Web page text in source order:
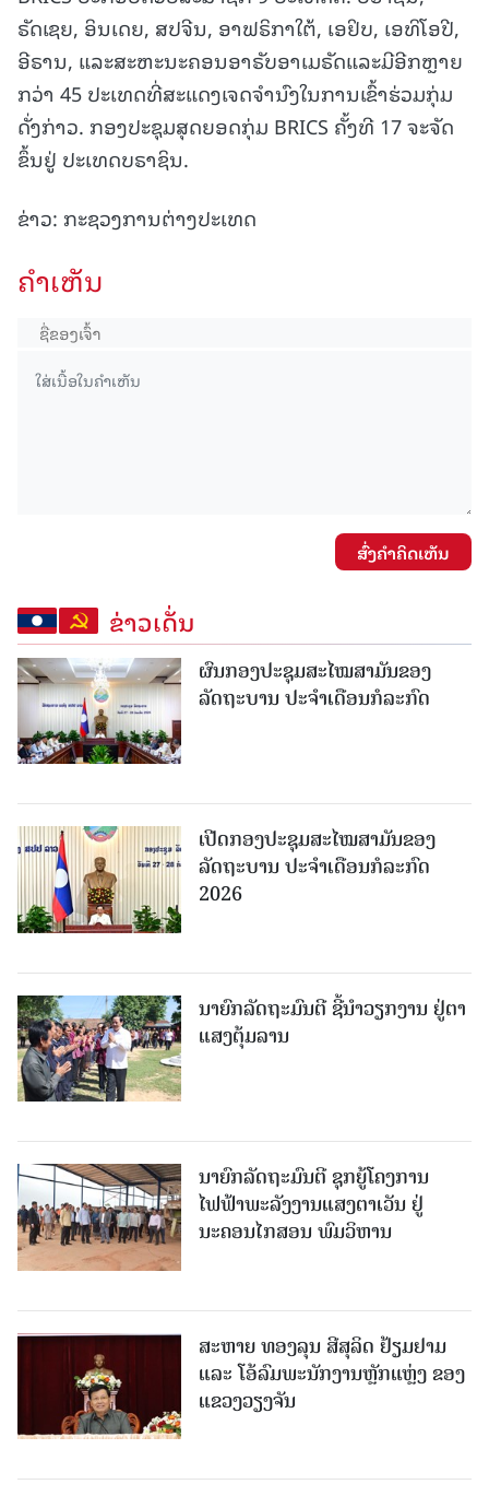
ຣັດເຊຍ, ອິນເດຍ, ສປຈີນ, ອາຟຣິກາໃຕ້, ເອຢິບ, ເອທິໂອປີ,
ອີຣານ, ແລະສະຫະນະຄອນອາຣັບອາເມຣັດແລະມີອີກຫຼາຍ
ກວ່າ 45 ປະເທດທີ່ສະແດງເຈດຈຳນົງໃນການເຂົ້າຮ່ວມກຸ່ມ
ດັ່ງກ່າວ. ກອງປະຊຸມສຸດຍອດກຸ່ມ BRICS ຄັ້ງທີ 17 ຈະຈັດ
ຂຶ້ນຢູ່ ປະເທດບຣາຊິນ.
ຂ່າວ: ກະຊວງການຕ່າງປະເທດ
ຄໍາເຫັນ
ສົ່ງຄໍາຄິດເຫັນ
ຂ່າວເດັ່ນ
ຜົນກອງປະຊຸມສະໄໝສາມັນຂອງ
ລັດຖະບານ ປະຈຳເດືອນກໍລະກົດ
ເປີດກອງປະຊຸມສະໄໝສາມັນຂອງ
ລັດຖະບານ ປະຈໍາເດືອນກໍລະກົດ
2026
ນາຍົກລັດຖະມົນຕີ ຊີ້ນຳວຽກງານ ຢູ່ຕາ
ແສງຕຸ້ມລານ
ນາຍົກລັດຖະມົນຕີ ຊຸກຍູ້ໂຄງການ
ໄຟຟ້າພະລັງງານແສງຕາເວັນ ຢູ່
ນະຄອນໄກສອນ ພົມວິຫານ
ສະຫາຍ ທອງລຸນ ສີສຸລິດ ຢ້ຽມຢາມ
ແລະ ໂອ້ລົມພະນັກງານຫຼັກແຫຼ່ງ ຂອງ
ແຂວງວຽງຈັນ